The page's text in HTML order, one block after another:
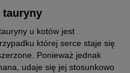
tauryny
u kotów jest
której serce staje się
Ponieważ jednak
udaje się jej stosunkowo